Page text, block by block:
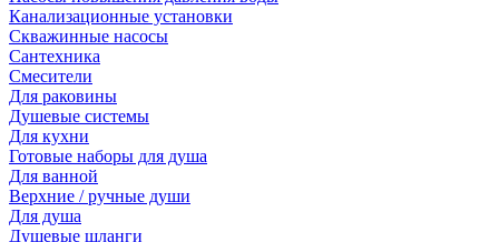
Канализационные установки
Скважинные насосы
Сантехника
Смесители
Для раковины
Душевые системы
Для кухни
Готовые наборы для душа
Для ванной
Верхние / ручные души
Для душа
Душевые шланги